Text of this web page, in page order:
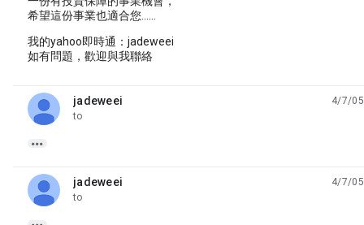
希望這份事業也適合您......
我的yahoo即時通：jadeweei
如有問題，歡迎與我聯絡
jadeweei
unread,
4/7/05
to

jadeweei
unread,
4/7/05
to